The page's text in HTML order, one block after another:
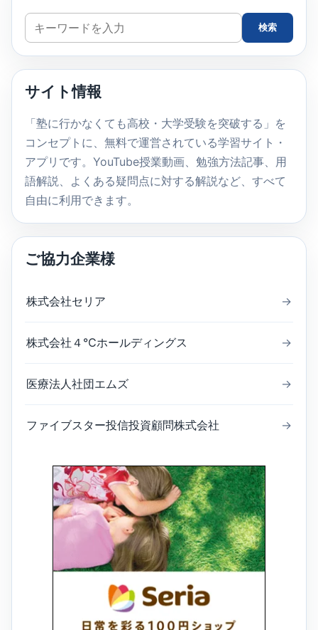
サ
イ
ト
検
索
検索
サイト情報
「塾に行かなくても高校・大学受験を突破する」を
コンセプトに、無料で運営されている学習サイト・
アプリです。YouTube授業動画、勉強方法記事、用
語解説、よくある疑問点に対する解説など、すべて
自由に利用できます。
ご協力企業様
株式会社セリア →
株式会社４℃ホールディングス →
医療法人社団エムズ →
ファイブスター投信投資顧問株式会社 →